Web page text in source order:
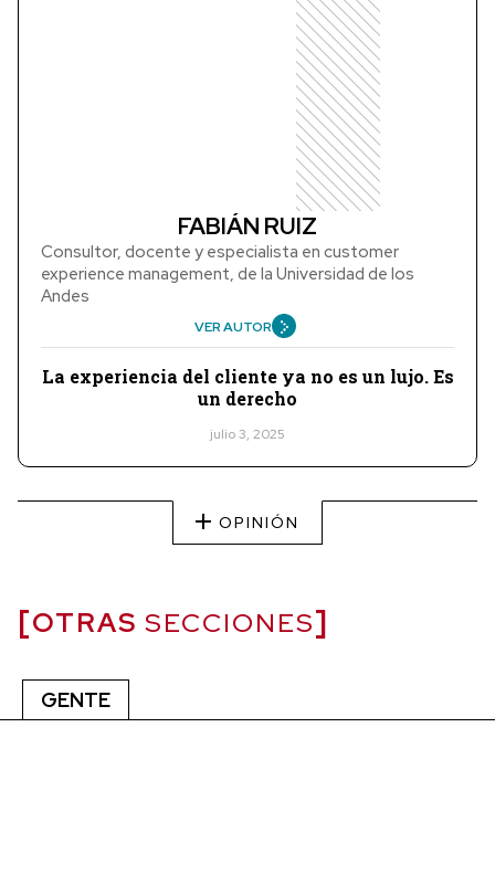
FABIÁN RUIZ
Consultor, docente y especialista en customer
experience management, de la Universidad de los
Andes
VER AUTOR
La experiencia del cliente ya no es un lujo. Es
un derecho
julio 3, 2025
OPINIÓN
OTRAS SECCIONES
GENTE